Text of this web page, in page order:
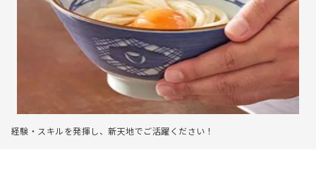
経験・スキルを発揮し、新天地でご活躍ください！